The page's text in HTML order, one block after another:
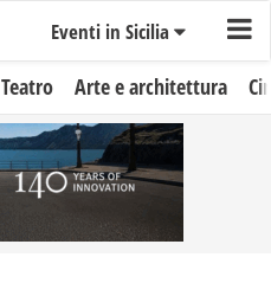
Eventi in Sicilia
Teatro Arte e architettura